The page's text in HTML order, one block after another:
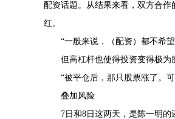
配资话题。从结果来看，双方合
红。
“一般来说，（配资）都不希
但高杠杆也使得投资变得极为
“被平仓后，那只股票涨了。
叠加风险
7日和8日这两天，是陈一明的